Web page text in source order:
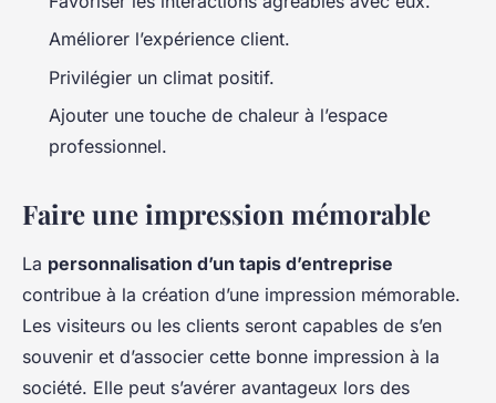
Améliorer l’expérience client.
Privilégier un climat positif.
Ajouter une touche de chaleur à l’espace
professionnel.
Faire une impression mémorable
La personnalisation d’un tapis d’entreprise
contribue à la création d’une impression mémorable.
Les visiteurs ou les clients seront capables de s’en
souvenir et d’associer cette bonne impression à la
société. Elle peut s’avérer avantageux lors des